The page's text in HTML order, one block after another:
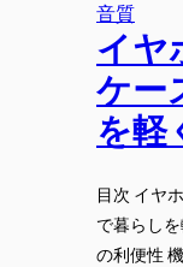
音質
イヤ
ケー
を軽
目次 イヤ
で暮らし
の利便性